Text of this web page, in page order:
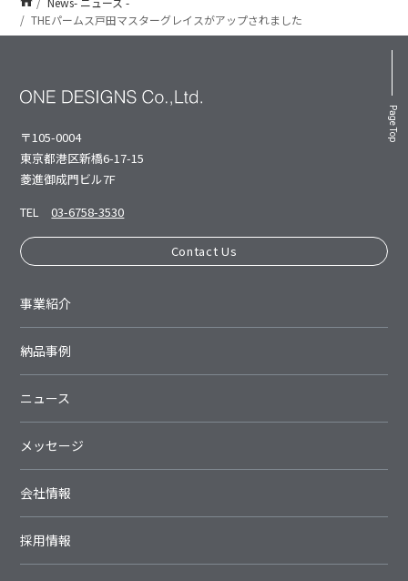
THEパームス戸田マスターグレイスがアップされました
Page Top
〒105-0004
東京都港区新橋6-17-15
菱進御成⾨ビル7F
TEL
03-6758-3530
Contact Us
事業紹介
納品事例
ニュース
メッセージ
会社情報
採用情報